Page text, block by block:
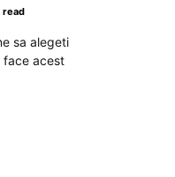
read
sa alegeti
face acest